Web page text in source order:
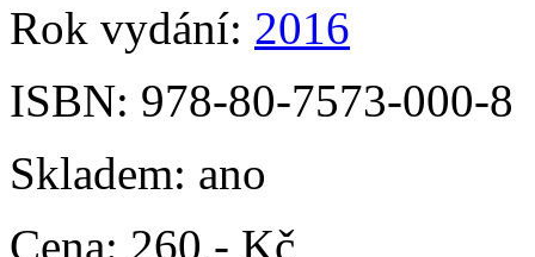
Rok vydání: 2016
ISBN: 978-80-7573-000-8
Skladem: ano
Cena: 260,- Kč